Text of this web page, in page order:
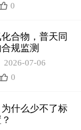
0
合物，普天同
规监测
2026-07-06
0
什么少不了标